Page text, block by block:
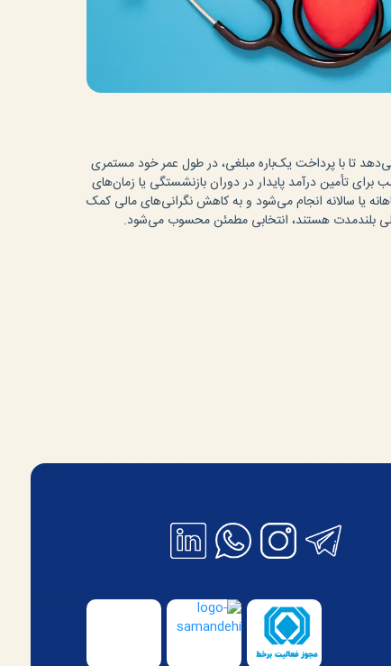
تا با پرداخت یک‌باره مبلغی، در طول عمر خود مستمری
برای تأمین درآمد پایدار در دوران بازنشستگی یا زمان‌های
یا سالانه انجام می‌شود و به کاهش نگرانی‌های مالی کمک
بلندمدت هستند، انتخابی مطمئن محسوب می‌شود.